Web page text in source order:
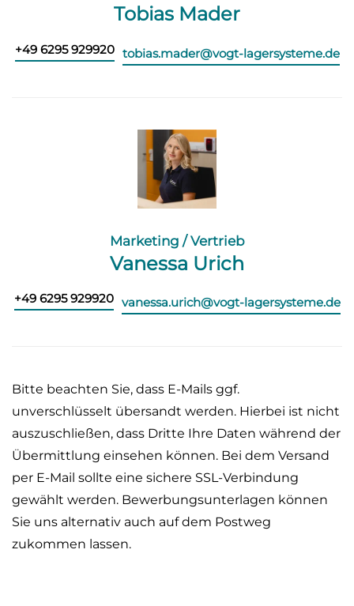
Tobias Mader
+49 6295 929920 tobias.mader@vogt-lagersysteme.de
Marketing / Vertrieb
Vanessa Urich
+49 6295 929920 vanessa.urich@vogt-lagersysteme.de
Bitte beachten Sie, dass E-Mails ggf.
unverschlüsselt übersandt werden. Hierbei ist nicht
auszuschließen, dass Dritte Ihre Daten während der
Übermittlung einsehen können. Bei dem Versand
per E-Mail sollte eine sichere SSL-Verbindung
gewählt werden. Bewerbungsunterlagen können
Sie uns alternativ auch auf dem Postweg
zukommen lassen.